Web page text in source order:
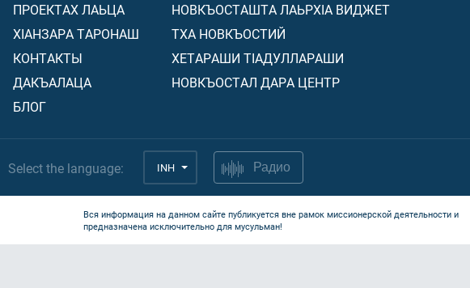
ПРОЕКТАХ ЛАЬЦА
ХIАНЗАРА ТАРОНАШ
КОНТАКТЫ
ДАКЪАЛАЦА
БЛОГ
НОВКЪОСТАШТА ЛАЬРХIА ВИДЖЕТ
ТХА НОВКЪОСТИЙ
ХЕТАРАШИ ТIАДУЛЛАРАШИ
НОВКЪОСТАЛ ДАРА ЦЕНТР
Select the language: INH Радио
Вся информация на данном сайте публикуется вне рамок миссионерской деятельности и
предназначена исключительно для мусульман!